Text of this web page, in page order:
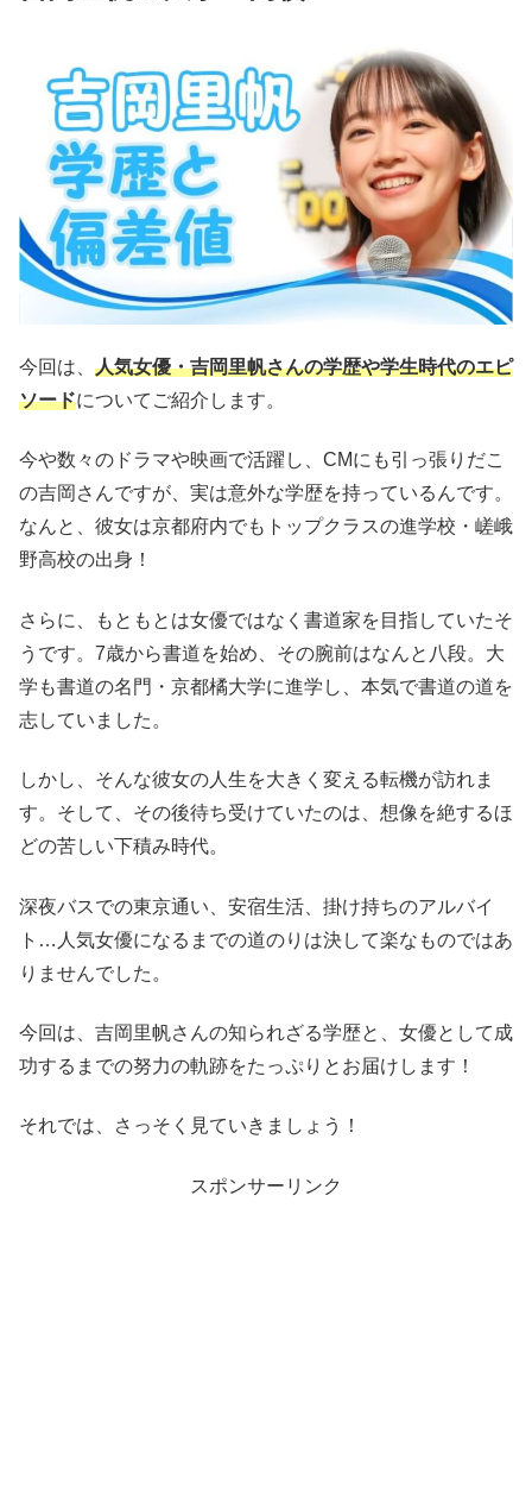
今回は、 人気女優・吉岡里帆さんの学歴や学生時代のエピ
ソードについてご紹介します。
今や数々のドラマや映画で活躍し、CMにも引っ張りだこ
の吉岡さんですが、実は意外な学歴を持っているんです。
なんと、彼女は京都府内でもトップクラスの進学校・嵯峨
野高校の出身！
さらに、もともとは女優ではなく書道家を目指していたそ
うです。7歳から書道を始め、その腕前はなんと八段。大
学も書道の名門・京都橘大学に進学し、本気で書道の道を
志していました。
しかし、そんな彼女の人生を大きく変える転機が訪れま
す。そして、その後待ち受けていたのは、想像を絶するほ
どの苦しい下積み時代。
深夜バスでの東京通い、安宿生活、掛け持ちのアルバイ
ト…人気女優になるまでの道のりは決して楽なものではあ
りませんでした。
今回は、吉岡里帆さんの知られざる学歴と、女優として成
功するまでの努力の軌跡をたっぷりとお届けします！
それでは、さっそく見ていきましょう！
スポンサーリンク